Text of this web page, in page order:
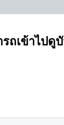
ถเข้าไปดู